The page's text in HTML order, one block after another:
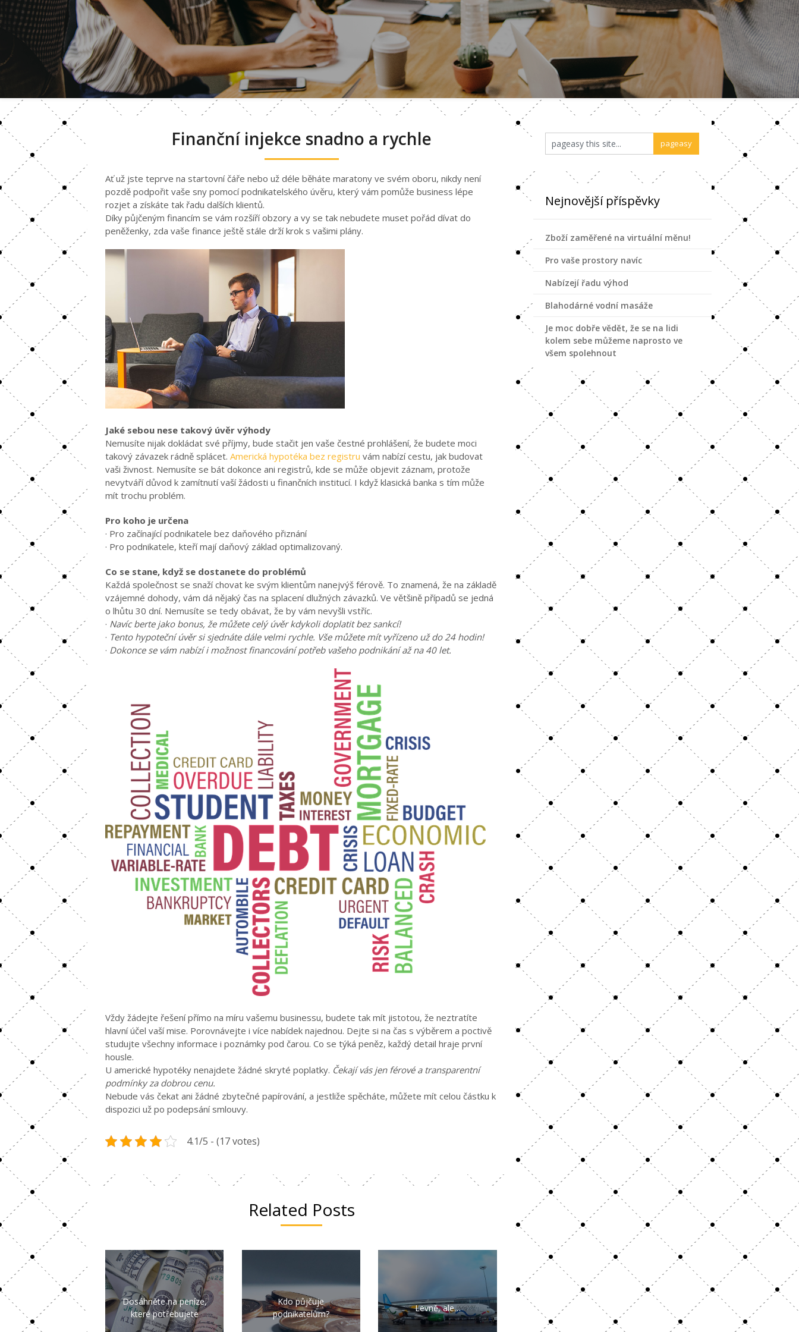
Finanční injekce snadno a rychle
Ať už jste teprve na startovní čáře nebo už déle běháte maratony ve svém oboru, nikdy není
pozdě podpořit vaše sny pomocí podnikatelského úvěru, který vám pomůže business lépe
rozjet a získáte tak řadu dalších klientů.
Díky půjčeným financím se vám rozšíří obzory a vy se tak nebudete muset pořád dívat do
peněženky, zda vaše finance ještě stále drží krok s vašimi plány.
Jaké sebou nese takový úvěr výhody
Nemusíte nijak dokládat své příjmy, bude stačit jen vaše čestné prohlášení, že budete moci
takový závazek rádně splácet. Americká hypotéka bez registru vám nabízí cestu, jak budovat
vaši živnost. Nemusíte se bát dokonce ani registrů, kde se může objevit záznam, protože
nevytváří důvod k zamítnutí vaší žádosti u finančních institucí. I když klasická banka s tím může
mít trochu problém.
Pro koho je určena
· Pro začínající podnikatele bez daňového přiznání
· Pro podnikatele, kteří mají daňový základ optimalizovaný.
Co se stane, když se dostanete do problémů
Každá společnost se snaží chovat ke svým klientům nanejvýš férově. To znamená, že na základě
vzájemné dohody, vám dá nějaký čas na splacení dlužných závazků. Ve většině případů se jedná
o lhůtu 30 dní. Nemusíte se tedy obávat, že by vám nevyšli vstříc.
· Navíc berte jako bonus, že můžete celý úvěr kdykoli doplatit bez sankcí!
· Tento hypoteční úvěr si sjednáte dále velmi rychle. Vše můžete mít vyřízeno už do 24 hodin!
· Dokonce se vám nabízí i možnost financování potřeb vašeho podnikání až na 40 let.
Vždy žádejte řešení přímo na míru vašemu businessu, budete tak mít jistotou, že neztratíte
hlavní účel vaší mise. Porovnávejte i více nabídek najednou. Dejte si na čas s výběrem a poctivě
studujte všechny informace i poznámky pod čarou. Co se týká peněz, každý detail hraje první
housle.
U americké hypotéky nenajdete žádné skryté poplatky. Čekají vás jen férové a transparentní
podmínky za dobrou cenu.
Nebude vás čekat ani žádné zbytečné papírování, a jestliže spěcháte, můžete mít celou částku k
dispozici už po podepsání smlouvy.
4.1/5 - (17 votes)
Related Posts
Dosáhněte na peníze,
které potřebujete
Kdo půjčuje
podnikatelům?
Levně, ale…
Nejnovější příspěvky
Zboží zaměřené na virtuální měnu!
Pro vaše prostory navíc
Nabízejí řadu výhod
Blahodárné vodní masáže
Je moc dobře vědět, že se na lidi
kolem sebe můžeme naprosto ve
všem spolehnout